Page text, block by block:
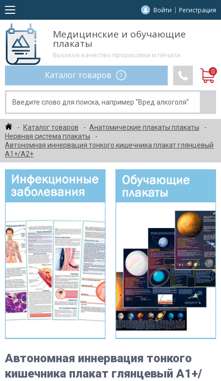
Войти Регистрация
Медицинские и обучающие
плакаты
Высокое качество прорисовки и печати
Каталог товаров
Каталог товаров
Анатомические плакаты плакаты
Нервная система плакаты
Автономная иннервация тонкого кишечника плакат глянцевый
А1+/А2+
Автономная иннервация тонкого
кишечника плакат глянцевый А1+/